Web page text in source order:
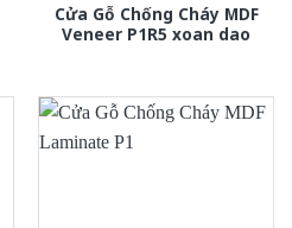
Cửa Gỗ Chống Cháy MDF
Veneer P1R5 xoan dao